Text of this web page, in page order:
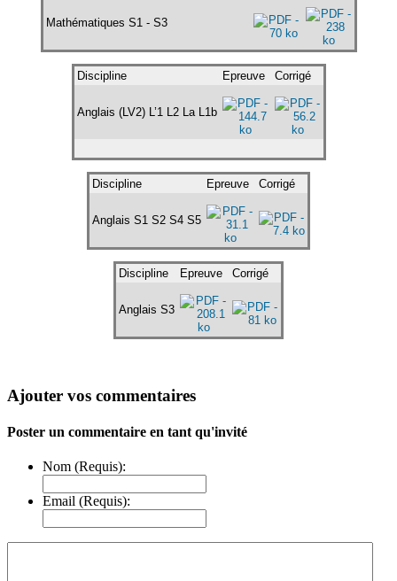
Mathématiques S1 - S3
Discipline Epreuve Corrigé
Anglais (LV2) L’1 L2 La L1b
Discipline Epreuve Corrigé
Anglais S1 S2 S4 S5
Discipline Epreuve Corrigé
Anglais S3
Ajouter vos commentaires
Poster un commentaire en tant qu'invité
Nom (Requis):
Email (Requis):